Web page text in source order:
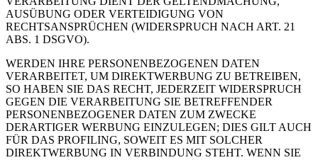
AUSÜBUNG ODER VERTEIDIGUNG VON
RECHTSANSPRÜCHEN (WIDERSPRUCH NACH ART. 21
ABS. 1 DSGVO).
WERDEN IHRE PERSONENBEZOGENEN DATEN
VERARBEITET, UM DIREKTWERBUNG ZU BETREIBEN,
SO HABEN SIE DAS RECHT, JEDERZEIT WIDERSPRUCH
GEGEN DIE VERARBEITUNG SIE BETREFFENDER
PERSONENBEZOGENER DATEN ZUM ZWECKE
DERARTIGER WERBUNG EINZULEGEN; DIES GILT AUCH
FÜR DAS PROFILING, SOWEIT ES MIT SOLCHER
DIREKTWERBUNG IN VERBINDUNG STEHT. WENN SIE